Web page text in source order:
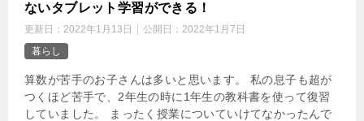
ないタブレット学習ができる！
更新日： 2022年1月13日 公開日： 2022年1月7日
暮らし
算数が苦手のお子さんは多いと思います。 私の息子も超が
つくほど苦手で、2年生の時に1年生の教科書を使って復習
していました。 まったく授業についていけてなかったんで